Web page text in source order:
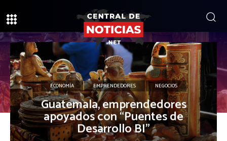
ECONOMÍA EMPRENDEDORES NEGOCIOS
Guatemala, emprendedores
apoyados con “Puentes de
Desarrollo BI”